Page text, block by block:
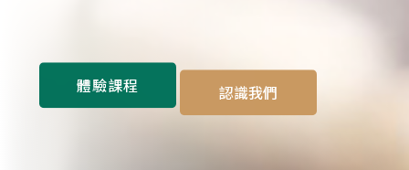
體驗課程 認識我們